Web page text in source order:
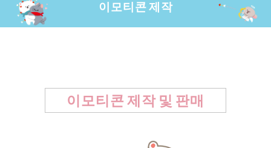
이모티콘 제작
이모티콘 제작 및 판매